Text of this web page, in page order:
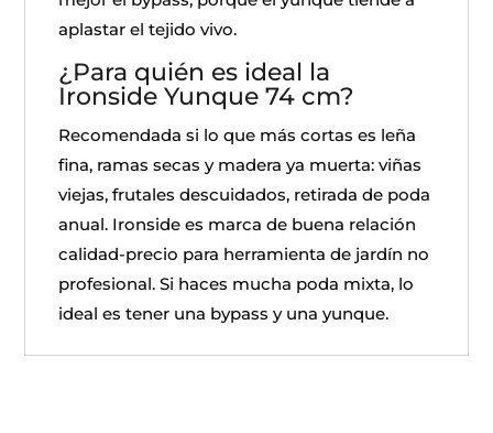
aplastar el tejido vivo.
¿Para quién es ideal la
Ironside Yunque 74 cm?
Recomendada si lo que más cortas es leña
fina, ramas secas y madera ya muerta: viñas
viejas, frutales descuidados, retirada de poda
anual. Ironside es marca de buena relación
calidad-precio para herramienta de jardín no
profesional. Si haces mucha poda mixta, lo
ideal es tener una bypass y una yunque.